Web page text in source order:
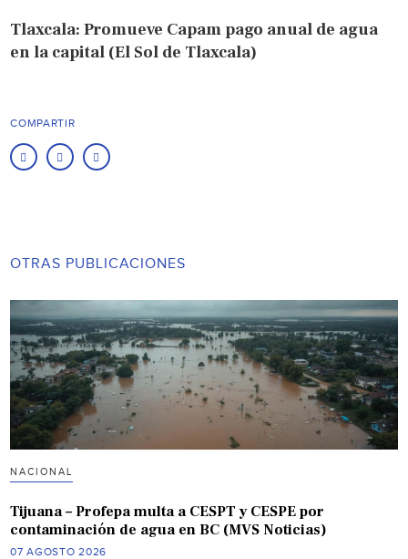
Tlaxcala: Promueve Capam pago anual de agua
en la capital (El Sol de Tlaxcala)
COMPARTIR
OTRAS PUBLICACIONES
NACIONAL
Tijuana – Profepa multa a CESPT y CESPE por
contaminación de agua en BC (MVS Noticias)
07 AGOSTO 2026